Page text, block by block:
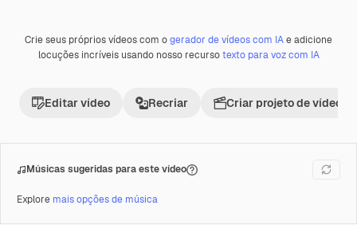
PremiumGerada com IA
Crie seus próprios vídeos com ogerador de vídeos com IAe adicione
locuções incríveis usando nosso recursotexto para voz com IA
Editar vídeo Recriar Criar projeto de vídeo
Músicas sugeridas para este vídeo
Explore mais opções de música